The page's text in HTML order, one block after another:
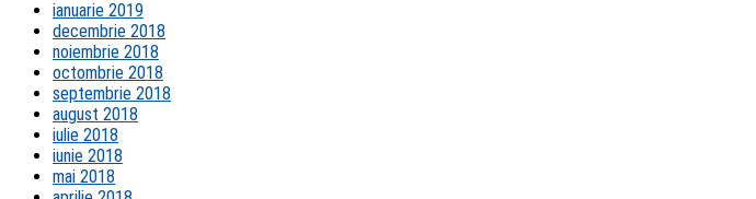
ianuarie 2019
decembrie 2018
noiembrie 2018
octombrie 2018
septembrie 2018
august 2018
iulie 2018
iunie 2018
mai 2018